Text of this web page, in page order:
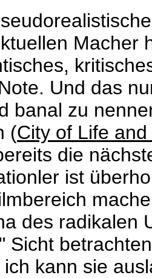
Macher
Und das
banal zu
(City of Life
die
ist
des radikalen
Sicht
kann sie